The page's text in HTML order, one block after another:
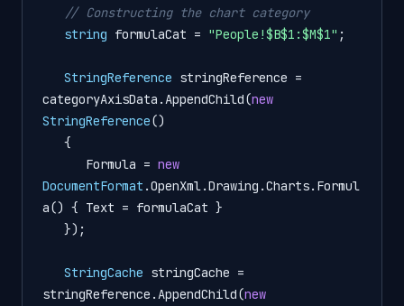
// Constructing the chart category
string formulaCat = "People!$B$1:$M$1" ;
StringReference stringReference =
categoryAxisData.AppendChild(new
StringReference()
      Formula =
new
DocumentFormat .OpenXml.Drawing.Charts.Formul
a() { Text = formulaCat }
StringCache stringCache =
stringReference.AppendChild(new